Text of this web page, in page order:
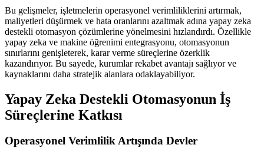
Bu gelişmeler, işletmelerin operasyonel verimliliklerini artırmak,
maliyetleri düşürmek ve hata oranlarını azaltmak adına yapay zeka
destekli otomasyon çözümlerine yönelmesini hızlandırdı. Özellikle
yapay zeka ve makine öğrenimi entegrasyonu, otomasyonun
sınırlarını genişleterek, karar verme süreçlerine özerklik
kazandırıyor. Bu sayede, kurumlar rekabet avantajı sağlıyor ve
kaynaklarını daha stratejik alanlara odaklayabiliyor.
Yapay Zeka Destekli Otomasyonun İş
Süreçlerine Katkısı
Operasyonel Verimlilik Artışında Devler